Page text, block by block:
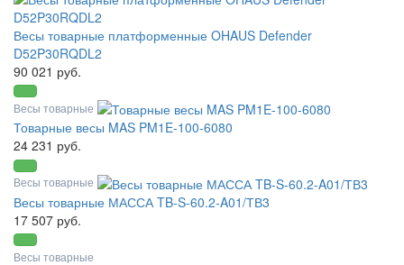
Весы товарные платформенные OHAUS Defender
D52P30RQDL2
90 021 руб.
Весы товарные
Товарные весы MAS PM1E-100-6080
24 231 руб.
Весы товарные
Весы товарные МАССА TB-S-60.2-A01/ТВ3
17 507 руб.
Весы товарные